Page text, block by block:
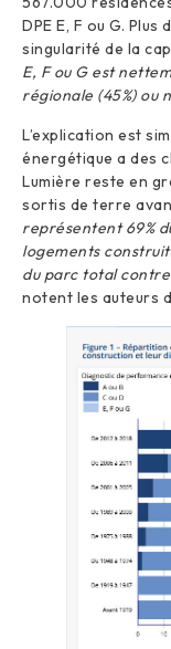
DPE E, F ou G. Plus
singularité de la
E, F ou G est
régionale (45%) ou
L’explication est
énergétique a des
Lumière reste en
sortis de terre
représentent 69%
logements
du parc total contre
notent les auteurs